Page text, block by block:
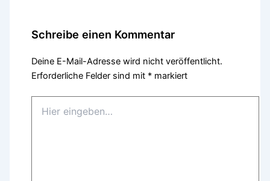
Schreibe einen Kommentar
Deine E-Mail-Adresse wird nicht veröffentlicht.
Erforderliche Felder sind mit * markiert
eingeben…